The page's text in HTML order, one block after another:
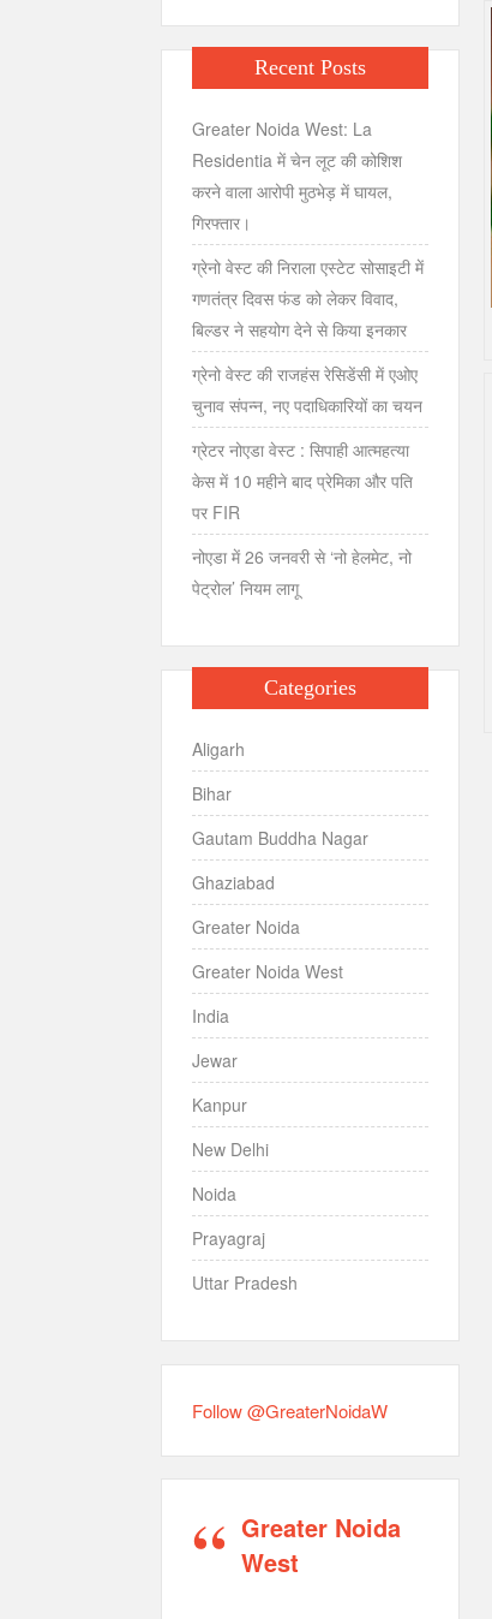
Recent Posts
Greater Noida West: La
Residentia में चेन लूट की कोशिश
करने वाला आरोपी मुठभेड़ में घायल,
गिरफ्तार।
ग्रेनो वेस्ट की निराला एस्टेट सोसाइटी में
गणतंत्र दिवस फंड को लेकर विवाद,
बिल्डर ने सहयोग देने से किया इनकार
ग्रेनो वेस्ट की राजहंस रेसिडेंसी में एओए
चुनाव संपन्न, नए पदाधिकारियों का चयन
ग्रेटर नोएडा वेस्ट : सिपाही आत्महत्या
केस में 10 महीने बाद प्रेमिका और पति
पर FIR
नोएडा में 26 जनवरी से ‘नो हेलमेट, नो
पेट्रोल’ नियम लागू
Categories
Aligarh
Bihar
Gautam Buddha Nagar
Ghaziabad
Greater Noida
Greater Noida West
India
Jewar
Kanpur
New Delhi
Noida
Prayagraj
Uttar Pradesh
Follow @GreaterNoidaW
Greater Noida
West